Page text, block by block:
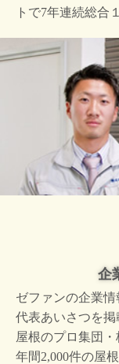
トで7年連続総合
企
ゼファンの企業情
代表あいさつを掲
屋根のプロ集団・
年間2,000件の屋